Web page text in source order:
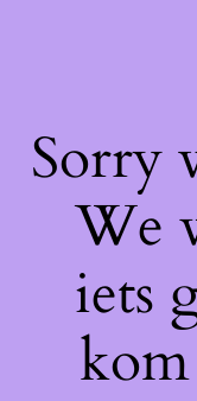
Sorry
We
iets